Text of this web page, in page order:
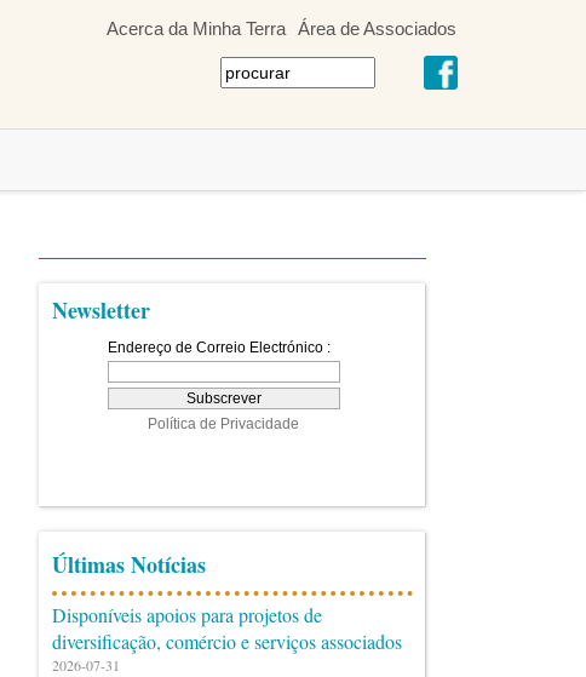
Acerca da Minha Terra Área de Associados
Newsletter
Últimas Notícias
Disponíveis apoios para projetos de
diversificação, comércio e serviços associados
2026-07-31